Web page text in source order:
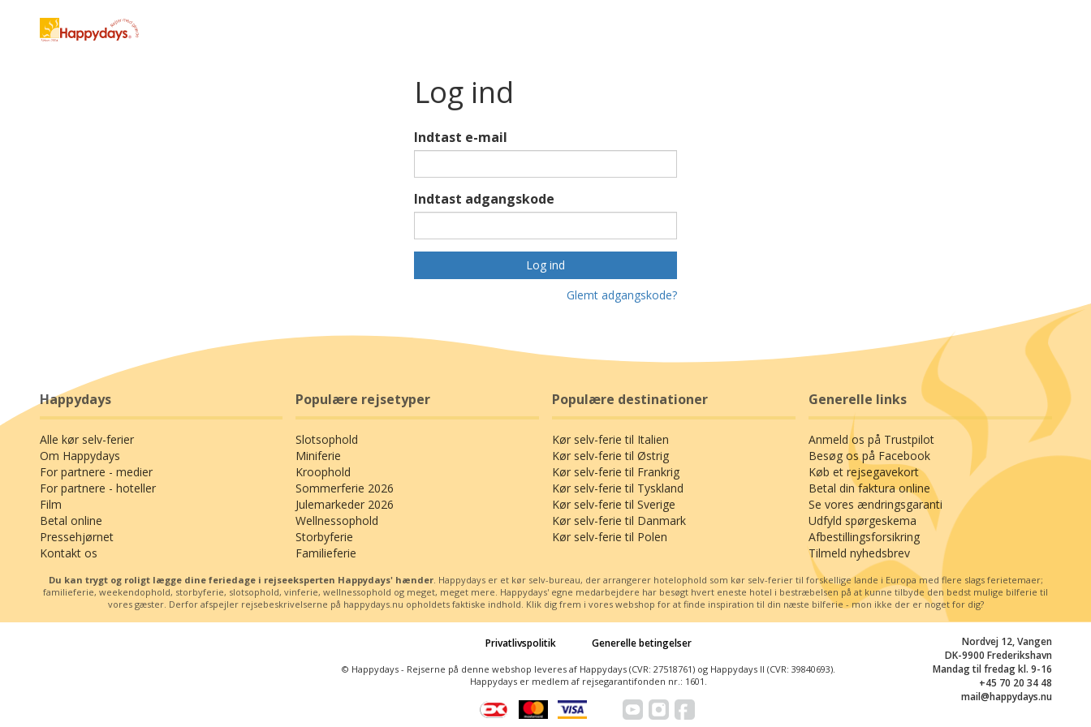
Log ind
Indtast e-mail
Indtast adgangskode
Log ind
Glemt adgangskode?
Happydays
Alle kør selv-ferier
Om Happydays
For partnere - medier
For partnere - hoteller
Film
Betal online
Pressehjørnet
Kontakt os
Populære rejsetyper
Slotsophold
Miniferie
Kroophold
Sommerferie 2026
Julemarkeder 2026
Wellnessophold
Storbyferie
Familieferie
Populære destinationer
Kør selv-ferie til Italien
Kør selv-ferie til Østrig
Kør selv-ferie til Frankrig
Kør selv-ferie til Tyskland
Kør selv-ferie til Sverige
Kør selv-ferie til Danmark
Kør selv-ferie til Polen
Generelle links
Anmeld os på Trustpilot
Besøg os på Facebook
Køb et rejsegavekort
Betal din faktura online
Se vores ændringsgaranti
Udfyld spørgeskema
Afbestillingsforsikring
Tilmeld nyhedsbrev
Du kan trygt og roligt lægge dine feriedage i rejseeksperten Happydays' hænder. Happydays er et kør selv-bureau, der arrangerer hotelophold som kør selv-ferier til forskellige lande i Europa med flere slags ferietemaer;
familieferie, weekendophold, storbyferie, slotsophold, vinferie, wellnessophold og meget, meget mere. Happydays' egne medarbejdere har besøgt hvert eneste hotel i bestræbelsen på at kunne tilbyde den bedst mulige bilferie til
vores gæster. Derfor afspejler rejsebeskrivelserne på happydays.nu opholdets faktiske indhold. Klik dig frem i vores webshop for at finde inspiration til din næste bilferie - mon ikke der er noget for dig?
Nordvej 12, Vangen
DK-9900 Frederikshavn
Mandag til fredag kl. 9-16
+45 70 20 34 48
mail@happydays.nu
Privatlivspolitik Generelle betingelser
© Happydays - Rejserne på denne webshop leveres af Happydays (CVR: 27518761) og Happydays II (CVR: 39840693).
Happydays er medlem af rejsegarantifonden nr.: 1601.